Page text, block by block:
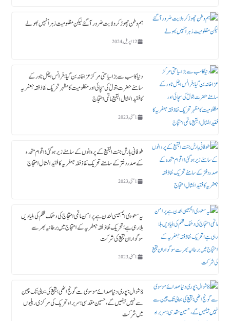
ہم وطن چھوڑ کر ولایت ضرور آگئے لیکن مظلومیت زہراؑ نہیں بھولے
12 اپریل, 2024
دنیا کا سب سے بڑا سیاحتی مرکز عزاخانہ بن گیا ؛ فرانس ایفل ٹاورکے
سامنے حضرت بتولؑ کی سچائی اور مظلومیت کا مظہر تحریک نفاذ فقہ جعفریہ
کا فقید المثال البقیع ماتمی احتجاج
1 مئی, 2023
طوفانی بارش جنت البقیع کے پروانوں کے سامنے زیر ہوگئی ؛ اقوام متحدہ
کے صدردفتر کے سامنے تحریک نفاذ فقہ جعفریہ کا فقید المثال احتجاج
1 مئی, 2023
یہ سعودی ایمبیسی لندن ہے پرامن ماتمی احتجاج کی دھمک ظلم کی بنیادیں
ہلا رہی ہے؛ تحریک نفاذ فقہ جعفریہ کے احتجاج میں برطانیہ بھر سے
سوگواران بقیع کی شرکت
1 مئی, 2023
8 شوال : پوری دنیا صدائے موسوی سے گونج اٹھی ؛ بقیع کی بحالی تک چین
سے نہیں بیٹھیں گے، حسین مقدسی؛ سربراہ تحریک کی مرکزی ریلیوں
میں شرکت